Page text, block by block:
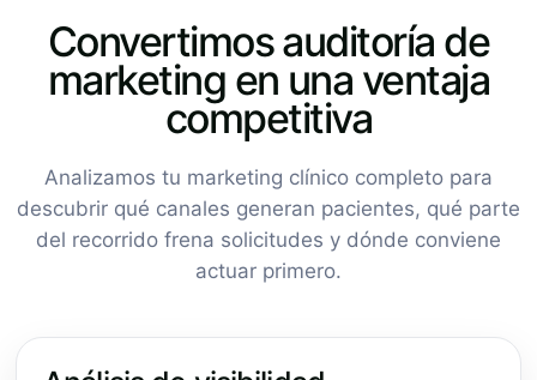
Convertimos auditoría de
marketing en una ventaja
competitiva
Analizamos tu marketing clínico completo para
descubrir qué canales generan pacientes, qué parte
del recorrido frena solicitudes y dónde conviene
actuar primero.